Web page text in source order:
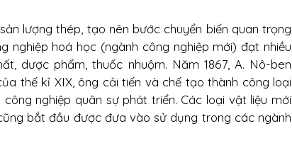
lượng thép, tạo nên bước chuyển biến quan trọng
nghiệp hoá học (ngành công nghiệp mới) đạt nhiều
dược phẩm, thuốc nhuộm. Năm 1867, A. Nô-ben
thế kỉ XIX, ông cải tiến và chế tạo thành công loại
nghiệp quân sự phát triển. Các loại vật liệu mới
bắt đầu được đưa vào sử dụng trong các ngành